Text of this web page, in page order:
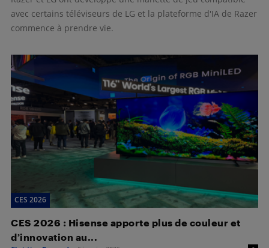
avec certains téléviseurs de LG et la plateforme d'IA de Razer
commence à prendre vie.
CES 2026
CES 2026 : Hisense apporte plus de couleur et
d’innovation au...